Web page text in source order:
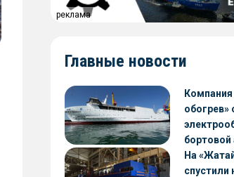
реклама
Главные новости
обогрев»
CNF22
На
спустили